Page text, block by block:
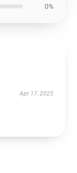
0%
Apr 17, 2025